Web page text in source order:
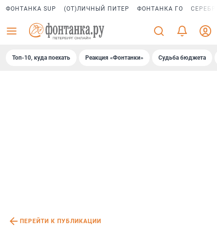
ФОНТАНКА SUP (ОТ)ЛИЧНЫЙ ПИТЕР ФОНТАНКА ГО
Топ-10, куда поехать Реакция «Фонтанки» Судьба бюджета
ПЕРЕЙТИ К ПУБЛИКАЦИИ